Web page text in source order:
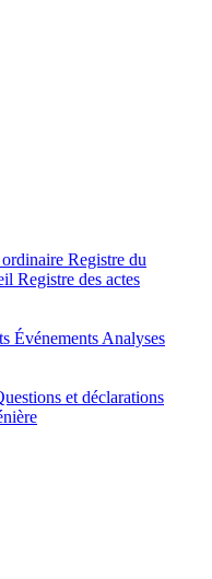
Registre du
Registre des actes
Événements Analyses
et déclarations